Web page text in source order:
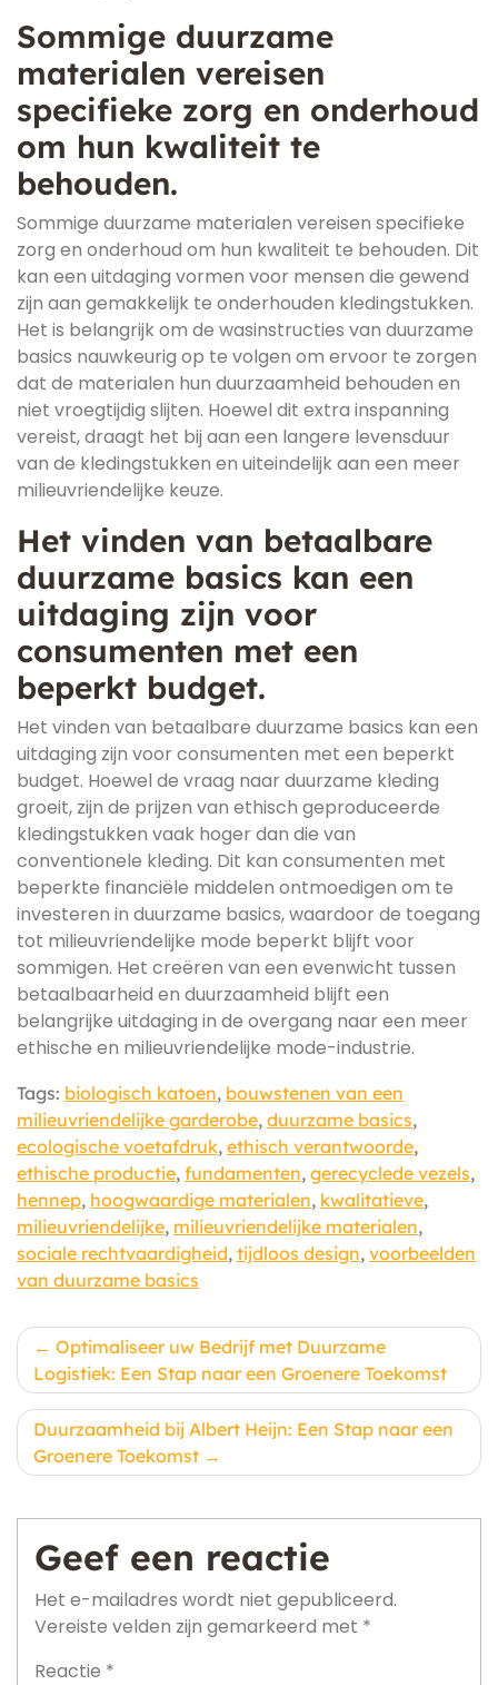
Sommige duurzame
materialen vereisen
specifieke zorg en onderhoud
om hun kwaliteit te
behouden.
Sommige duurzame materialen vereisen specifieke
zorg en onderhoud om hun kwaliteit te behouden. Dit
kan een uitdaging vormen voor mensen die gewend
zijn aan gemakkelijk te onderhouden kledingstukken.
Het is belangrijk om de wasinstructies van duurzame
basics nauwkeurig op te volgen om ervoor te zorgen
dat de materialen hun duurzaamheid behouden en
niet vroegtijdig slijten. Hoewel dit extra inspanning
vereist, draagt het bij aan een langere levensduur
van de kledingstukken en uiteindelijk aan een meer
milieuvriendelijke keuze.
Het vinden van betaalbare
duurzame basics kan een
uitdaging zijn voor
consumenten met een
beperkt budget.
Het vinden van betaalbare duurzame basics kan een
uitdaging zijn voor consumenten met een beperkt
budget. Hoewel de vraag naar duurzame kleding
groeit, zijn de prijzen van ethisch geproduceerde
kledingstukken vaak hoger dan die van
conventionele kleding. Dit kan consumenten met
beperkte financiële middelen ontmoedigen om te
investeren in duurzame basics, waardoor de toegang
tot milieuvriendelijke mode beperkt blijft voor
sommigen. Het creëren van een evenwicht tussen
betaalbaarheid en duurzaamheid blijft een
belangrijke uitdaging in de overgang naar een meer
ethische en milieuvriendelijke mode-industrie.
Tags: biologisch katoen, bouwstenen van een
milieuvriendelijke garderobe, duurzame basics,
ecologische voetafdruk, ethisch verantwoorde,
ethische productie, fundamenten, gerecyclede vezels,
hennep, hoogwaardige materialen, kwalitatieve,
milieuvriendelijke, milieuvriendelijke materialen,
sociale rechtvaardigheid, tijdloos design, voorbeelden
van duurzame basics
Berichtnavigatie
Optimaliseer uw Bedrijf met Duurzame
Logistiek: Een Stap naar een Groenere Toekomst
Duurzaamheid bij Albert Heijn: Een Stap naar een
Groenere Toekomst
Geef een reactie
Het e-mailadres wordt niet gepubliceerd.
Vereiste velden zijn gemarkeerd met *
Reactie *